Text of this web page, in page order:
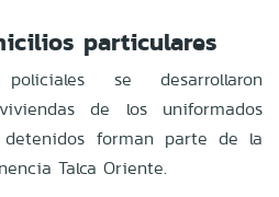
particulares
se desarrollaron
de los uniformados
detenidos forman parte de la
Talca Oriente.